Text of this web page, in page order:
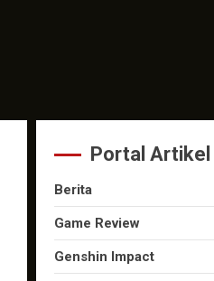
Portal Artikel
Berita
Game Review
Genshin Impact